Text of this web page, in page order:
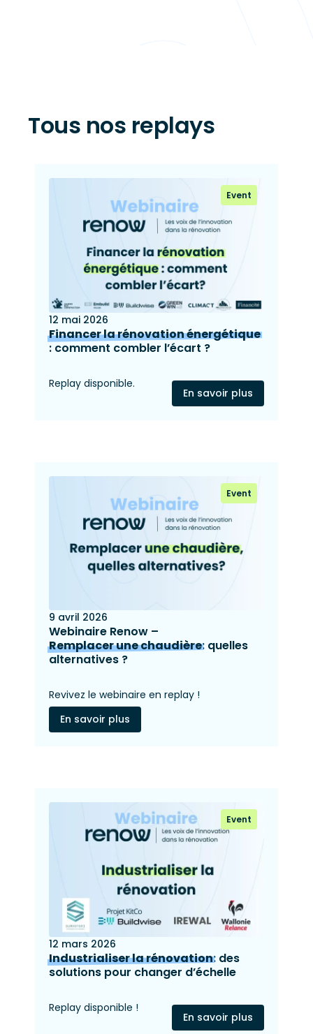
Tous nos replays
Event
12 mai 2026
Financer la rénovation énergétique
: comment combler l’écart ?
Replay disponible.
En savoir plus
Event
9 avril 2026
Webinaire Renow –
Remplacer une chaudière: quelles
alternatives ?
Revivez le webinaire en replay !
En savoir plus
Event
12 mars 2026
Industrialiser la rénovation: des
solutions pour changer d’échelle
Replay disponible !
En savoir plus